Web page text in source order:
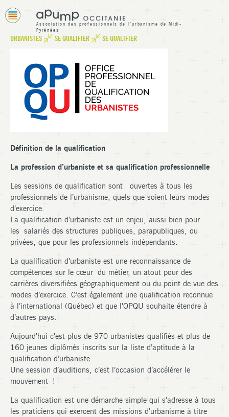
APUMP Occitanie
Association des professionnels de l’urbanisme de Midi-
Pyrénées
VOUS ÊTES ICI
URBANISTES » SE QUALIFIER » SE QUALIFIER
Définition de la qualification
La profession d’urbaniste et sa qualification professionnelle
Les sessions de qualification sont ouvertes à tous les
professionnels de l’urbanisme, quels que soient leurs modes
d’exercice.
La qualification d’urbaniste est un enjeu, aussi bien pour
les salariés des structures publiques, parapubliques, ou
privées, que pour les professionnels indépendants.
La qualification d’urbaniste est une reconnaissance de
compétences sur le cœur du métier, un atout pour des
carrières diversifiées géographiquement ou du point de vue des
modes d’exercice. C’est également une qualification reconnue
à l’international (Québec) et que l’OPQU souhaite étendre à
d’autres pays.
Aujourd’hui c’est plus de 970 urbanistes qualifiés et plus de
160 jeunes diplômés inscrits sur la liste d’aptitude à la
qualification d’urbaniste.
Une session d’auditions, c’est l’occasion d’accélérer le
mouvement !
La qualification est une démarche simple qui s’adresse à tous
les praticiens qui exercent des missions d’urbanisme à titre